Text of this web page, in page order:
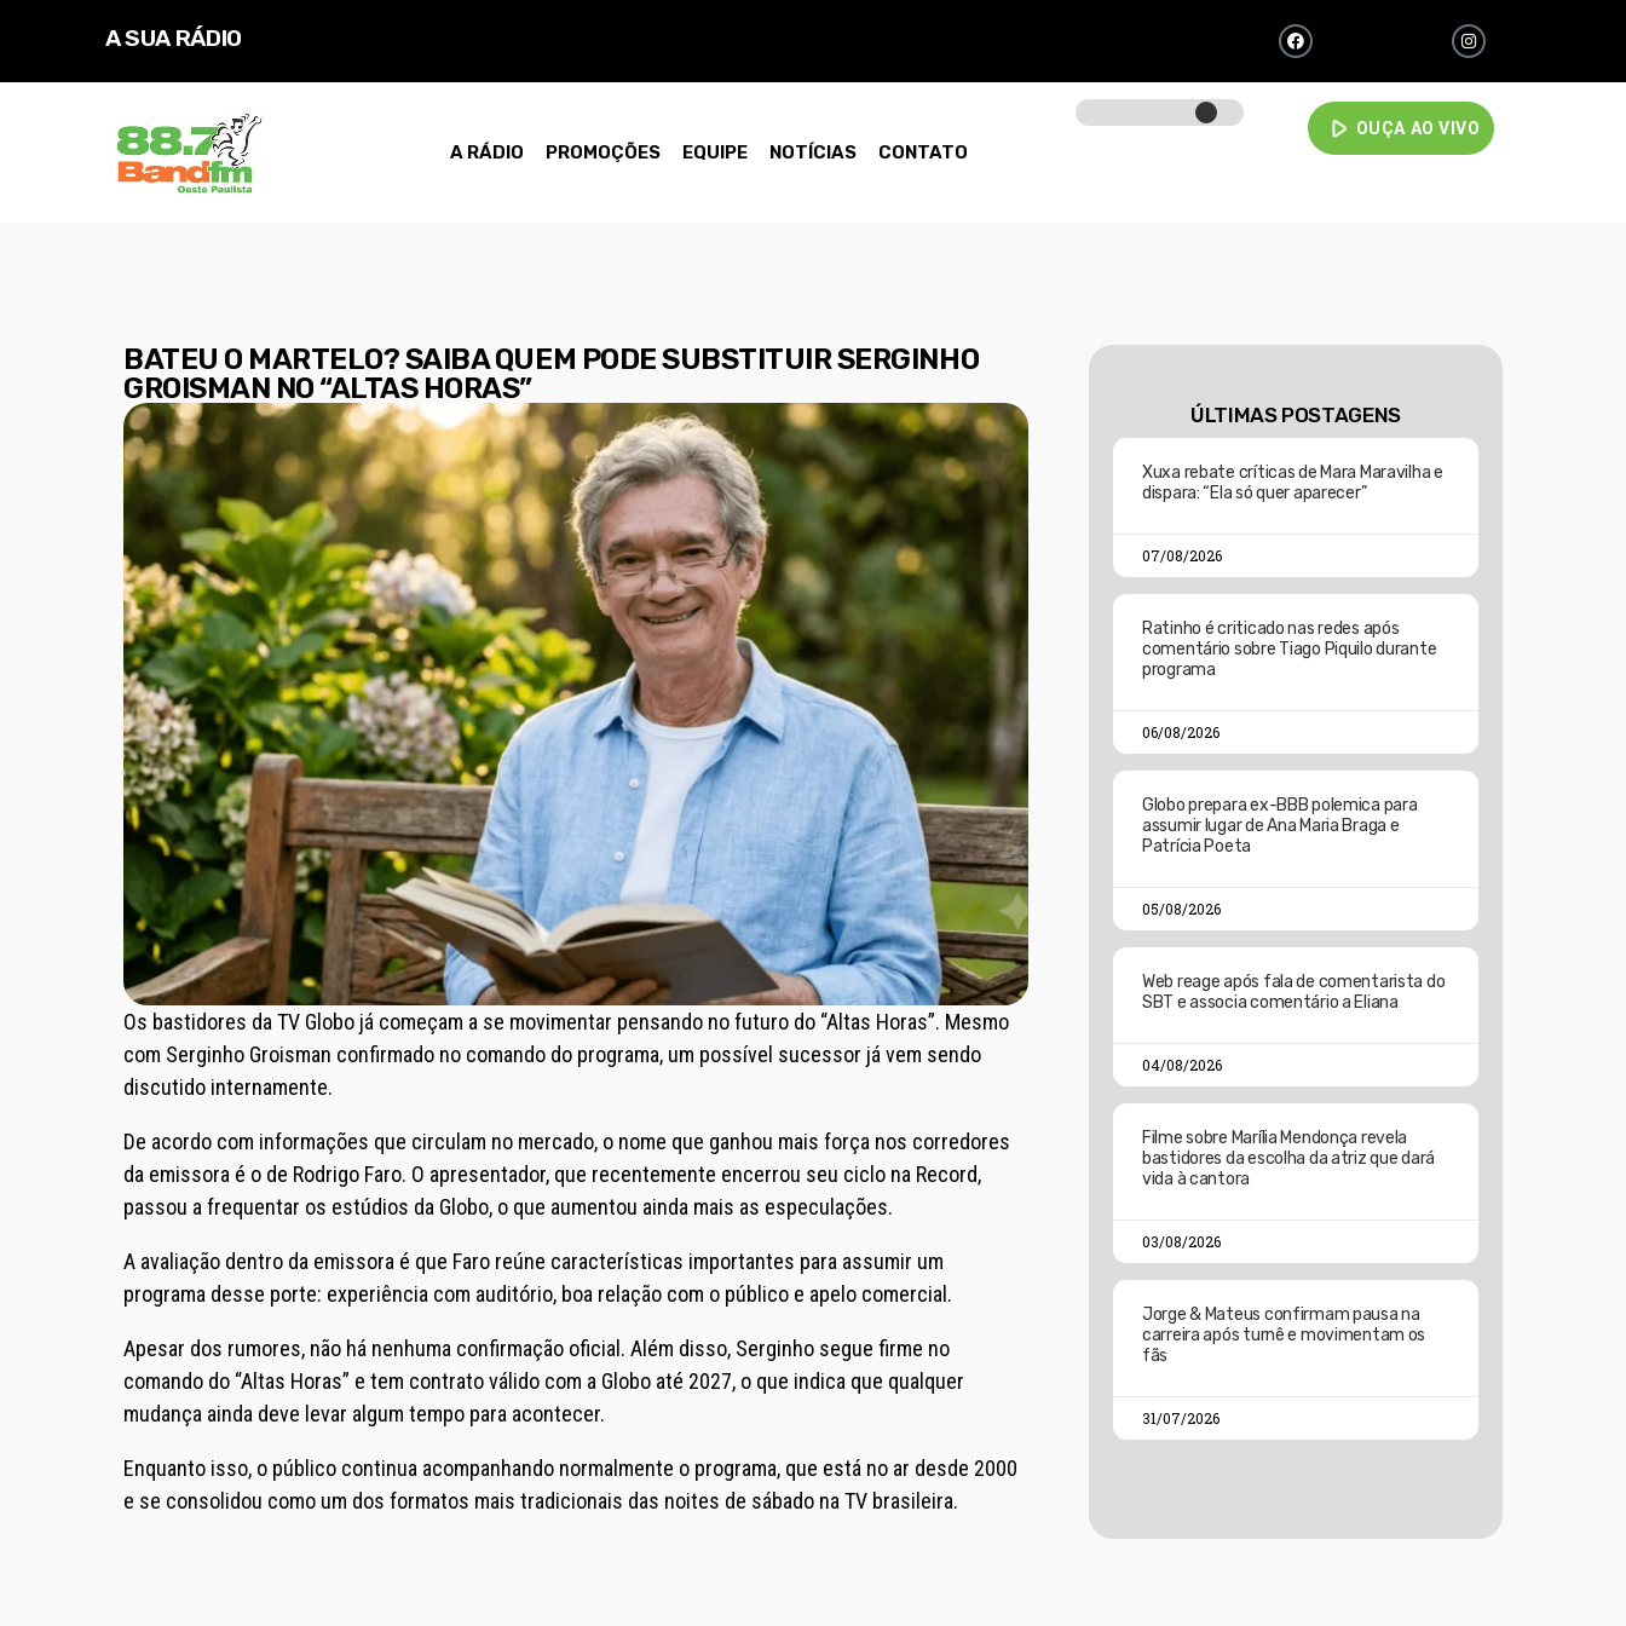
A SUA RÁDIO
A RÁDIO PROMOÇÕES EQUIPE NOTÍCIAS CONTATO
play_arrow OUÇA AO VIVO
BATEU O MARTELO? SAIBA QUEM PODE SUBSTITUIR SERGINHO
GROISMAN NO “ALTAS HORAS”
Os bastidores da TV Globo já começam a se movimentar pensando no futuro do “Altas Horas”. Mesmo
com Serginho Groisman confirmado no comando do programa, um possível sucessor já vem sendo
discutido internamente.
De acordo com informações que circulam no mercado, o nome que ganhou mais força nos corredores
da emissora é o de Rodrigo Faro. O apresentador, que recentemente encerrou seu ciclo na Record,
passou a frequentar os estúdios da Globo, o que aumentou ainda mais as especulações.
A avaliação dentro da emissora é que Faro reúne características importantes para assumir um
programa desse porte: experiência com auditório, boa relação com o público e apelo comercial.
Apesar dos rumores, não há nenhuma confirmação oficial. Além disso, Serginho segue firme no
comando do “Altas Horas” e tem contrato válido com a Globo até 2027, o que indica que qualquer
mudança ainda deve levar algum tempo para acontecer.
Enquanto isso, o público continua acompanhando normalmente o programa, que está no ar desde 2000
e se consolidou como um dos formatos mais tradicionais das noites de sábado na TV brasileira.
ÚLTIMAS POSTAGENS
Xuxa rebate críticas de Mara Maravilha e
dispara: “Ela só quer aparecer”
07/08/2026
Ratinho é criticado nas redes após
comentário sobre Tiago Piquilo durante
programa
06/08/2026
Globo prepara ex-BBB polemica para
assumir lugar de Ana Maria Braga e
Patrícia Poeta
05/08/2026
Web reage após fala de comentarista do
SBT e associa comentário a Eliana
04/08/2026
Filme sobre Marília Mendonça revela
bastidores da escolha da atriz que dará
vida à cantora
03/08/2026
Jorge & Mateus confirmam pausa na
carreira após turnê e movimentam os
fãs
31/07/2026